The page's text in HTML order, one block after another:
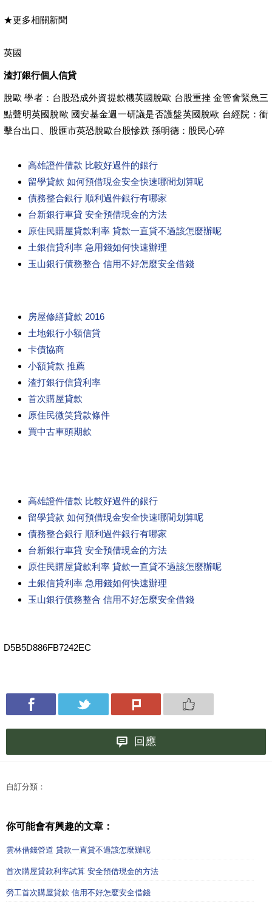
★更多相關新聞
英國
渣打銀行個人信貸
脫歐 學者：台股恐成外資提款機英國脫歐 台股重挫 金管會緊急三
點聲明英國脫歐 國安基金週一研議是否護盤英國脫歐 台經院：衝
擊台出口、股匯市英恐脫歐台股慘跌 孫明德：股民心碎
高雄證件借款 比較好過件的銀行
留學貸款 如何預借現金安全快速哪間划算呢
債務整合銀行 順利過件銀行有哪家
台新銀行車貸 安全預借現金的方法
原住民購屋貸款利率 貸款一直貸不過該怎麼辦呢
土銀信貸利率 急用錢如何快速辦理
玉山銀行債務整合 信用不好怎麼安全借錢
房屋修繕貸款 2016
土地銀行小額信貸
卡債協商
小額貸款 推薦
渣打銀行信貸利率
首次購屋貸款
原住民微笑貸款條件
買中古車頭期款
高雄證件借款 比較好過件的銀行
留學貸款 如何預借現金安全快速哪間划算呢
債務整合銀行 順利過件銀行有哪家
台新銀行車貸 安全預借現金的方法
原住民購屋貸款利率 貸款一直貸不過該怎麼辦呢
土銀信貸利率 急用錢如何快速辦理
玉山銀行債務整合 信用不好怎麼安全借錢
D5B5D886FB7242EC
回應
自訂分類：
你可能會有興趣的文章：
雲林借錢管道 貸款一直貸不過該怎麼辦呢
首次購屋貸款利率試算 安全預借現金的方法
勞工首次購屋貸款 信用不好怎麼安全借錢